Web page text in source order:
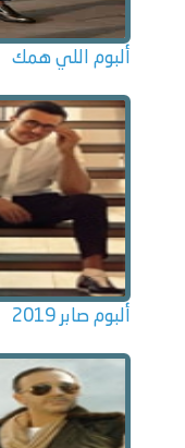
ألبوم اللي همك
ألبوم صابر 2019